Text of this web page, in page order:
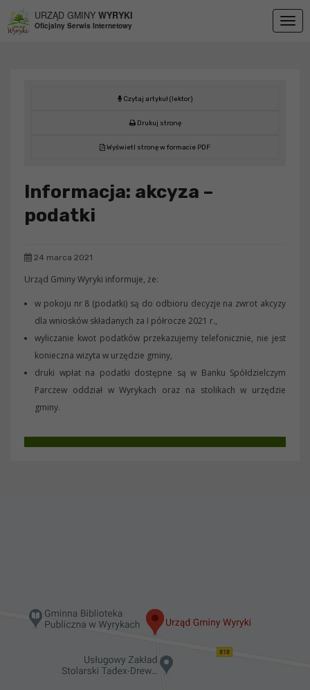
URZĄD GMINY WYRYKI
Oficjalny Serwis Internetowy
Czytaj artykuł (lektor)
Drukuj stronę
Wyświetl stronę w formacie PDF
Informacja: akcyza –
podatki
24 marca 2021
Urząd Gminy Wyryki informuje, że:
w pokoju nr 8 (podatki) są do odbioru decyzje na zwrot akcyzy
dla wniosków składanych za I półrocze 2021 r.,
wyliczanie kwot podatków przekazujemy telefonicznie, nie jest
konieczna wizyta w urzędzie gminy,
druki wpłat na podatki dostępne są w Banku Spółdzielczym
Parczew oddział w Wyrykach oraz na stolikach w urzędzie
gminy.